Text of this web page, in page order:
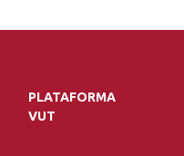
PLATAFORMA
VUT